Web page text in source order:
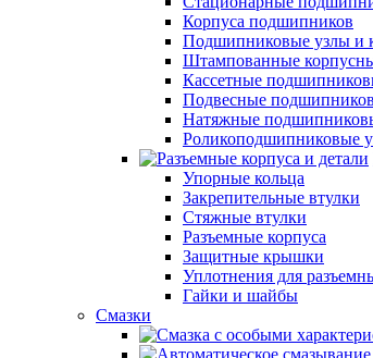
Корпуса подшипников
Подшипниковые узлы и
Штампованные
Кассетные
Подвесные
Натяжные
Роликоподшипниковые
Упорные кольца
Закрепительные втулки
Стяжные втулки
Разъемные корпуса
Защитные крышки
Уплотнения для
Гайки и шайбы
Смазки